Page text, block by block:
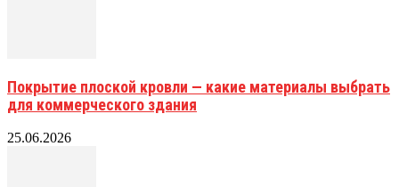
Покрытие плоской кровли — какие материалы выбрать
для коммерческого здания
25.06.2026